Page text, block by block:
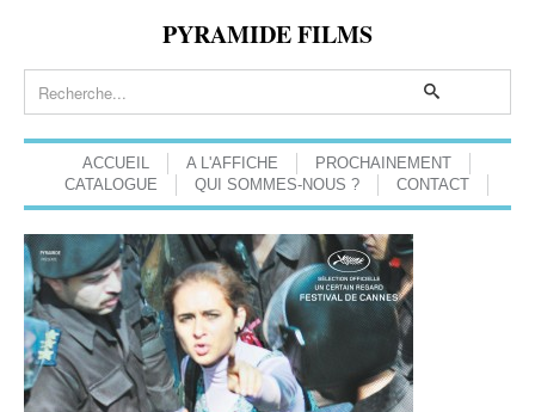
PYRAMIDE FILMS
ACCUEIL A L'AFFICHE
PROCHAINEMENT
CATALOGUE
QUI SOMMES-NOUS ? CONTACT